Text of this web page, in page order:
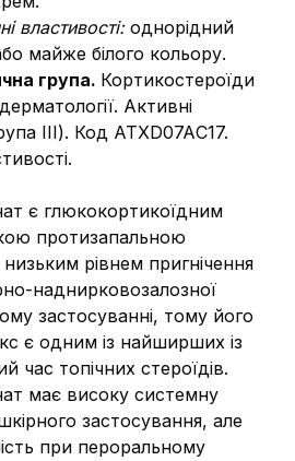
властивості: однорідний
майже білого кольору.
група. Кортикостероїди
Активні
ІІІ). Код АТХD07AС17.
є глюкокортикоїдним
протизапальною
рівнем пригнічення
наднирковозалозної
застосуванні, тому його
є одним із найширших із
час топічних стероїдів.
має високу системну
застосування, але
при пероральному